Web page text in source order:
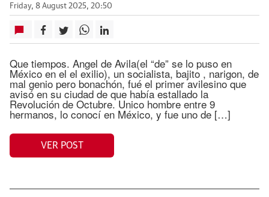
Friday, 8 August 2025, 20:50
Que tiempos. Angel de Avila(el “de” se lo puso en
México en el el exilio), un socialista, bajito , narigon, de
mal genio pero bonachón, fué el primer avilesino que
avisó en su ciudad de que había estallado la
Revolución de Octubre. Unico hombre entre 9
hermanos, lo conocí en México, y fue uno de […]
VER POST